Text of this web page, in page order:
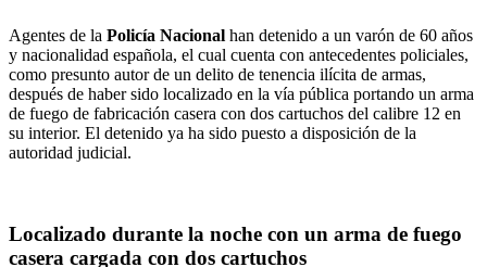
Agentes de la Policía Nacional han detenido a un varón de 60 años
y nacionalidad española, el cual cuenta con antecedentes policiales,
como presunto autor de un delito de tenencia ilícita de armas,
después de haber sido localizado en la vía pública portando un arma
de fuego de fabricación casera con dos cartuchos del calibre 12 en
su interior. El detenido ya ha sido puesto a disposición de la
autoridad judicial.
Localizado durante la noche con un arma de fuego
casera cargada con dos cartuchos